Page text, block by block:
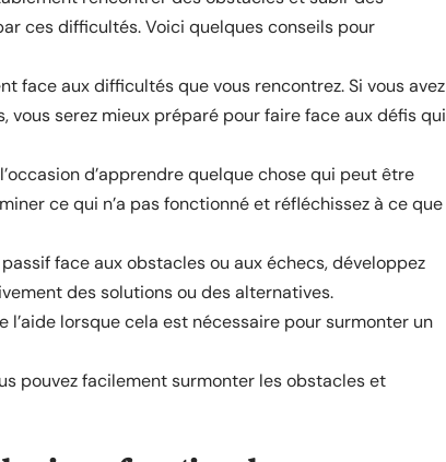
ces difficultés. Voici quelques conseils pour
face aux difficultés que vous rencontrez. Si vous avez
serez mieux préparé pour faire face aux défis qui
d’apprendre quelque chose qui peut être
ce qui n’a pas fonctionné et réfléchissez à ce que
face aux obstacles ou aux échecs, développez
des solutions ou des alternatives.
l’aide lorsque cela est nécessaire pour surmonter un
pouvez facilement surmonter les obstacles et